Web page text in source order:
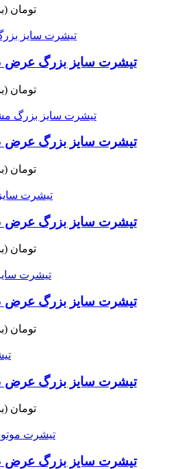
1,299,000 تومان
تیشرت سایز بزرگ عرض 65 و 70 و 75 سانت
1,299,000 تومان
تیشرت سایز بزرگ عرض 65 و 70 و 75 سانت
1,299,000 تومان
تیشرت سایز بزرگ عرض 65 و 70 و 75 سانت
1,299,000 تومان
تیشرت سایز بزرگ عرض 65 و 70 و 75 سانت
1,299,000 تومان
تیشرت سایز بزرگ عرض 65 و 70 و 75 سانت
1,299,000 تومان
تیشرت سایز بزرگ عرض 65 و 70 و 75 سانت